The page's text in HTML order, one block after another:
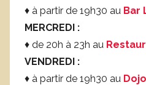
♦ à partir de 19h30 au Bar
MERCREDI :
♦ de 20h à 23h au
VENDREDI :
♦ à partir de 19h30 au